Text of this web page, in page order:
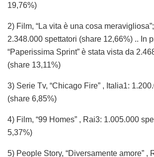
19,76%)
2) Film, “La vita è una cosa
2.348.000 spettatori (share 12,66%) .. In
“Paperissima Sprint” è stata vista da
(share 13,11%)
3) Serie Tv, “Chicago Fire” , Italia1:
(share 6,85%)
4) Film, “99 Homes” , Rai3: 1.005.000
5,37%)
5) People Story, “Diversamente amore” ,